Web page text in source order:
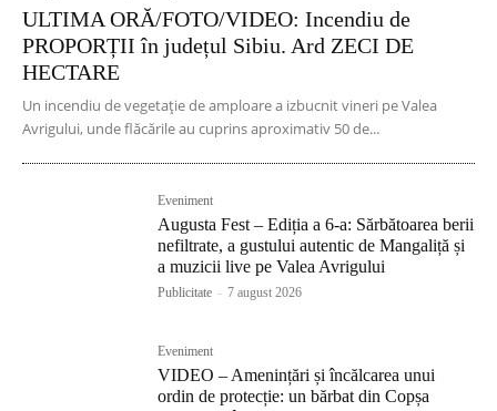
ULTIMA ORĂ/FOTO/VIDEO: Incendiu de
PROPORȚII în județul Sibiu. Ard ZECI DE
HECTARE
Un incendiu de vegetație de amploare a izbucnit vineri pe Valea
Avrigului, unde flăcările au cuprins aproximativ 50 de...
Eveniment
Augusta Fest – Ediția a 6-a: Sărbătoarea berii
nefiltrate, a gustului autentic de Mangaliță și
a muzicii live pe Valea Avrigului
Publicitate - 7 august 2026
Eveniment
VIDEO – Amenințări și încălcarea unui
ordin de protecție: un bărbat din Copșa